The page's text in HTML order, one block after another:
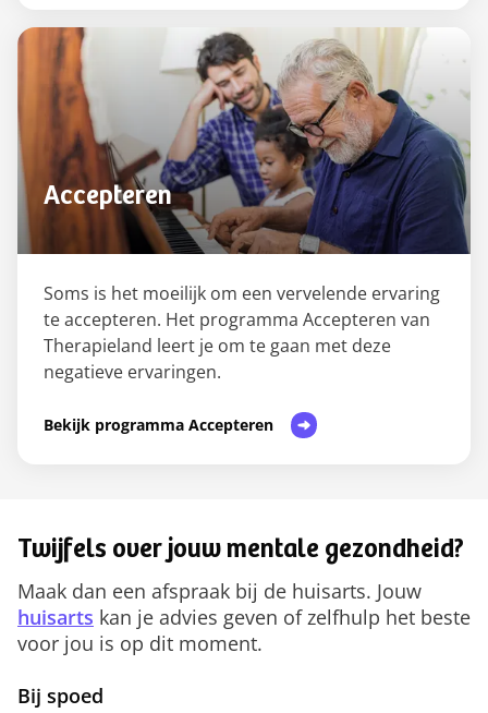
Accepteren
Soms is het moeilijk om een vervelende ervaring
te accepteren. Het programma Accepteren van
Therapieland leert je om te gaan met deze
negatieve ervaringen.
Bekijk programma Accepteren
Twijfels over jouw mentale gezondheid?
Maak dan een afspraak bij de huisarts. Jouw
huisarts kan je advies geven of zelfhulp het beste
voor jou is op dit moment.
Bij spoed